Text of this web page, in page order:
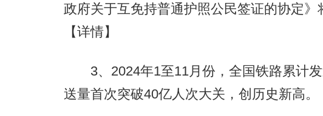
政府关于互免持普通护照公民签证的协定》
【详情】
3、2024年1至11月份，全国铁路累计发
送量首次突破40亿人次大关，创历史新高。